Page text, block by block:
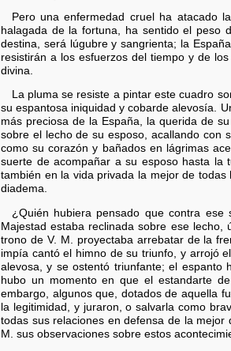
Pero una enfermedad cruel ha atacado
halagada de la fortuna, ha sentido el peso
destina, será lúgubre y sangrienta; la
resistirán a los esfuerzos del tiempo y de
divina.
La pluma se resiste a pintar este cuadro
su espantosa iniquidad y cobarde alevosía.
más preciosa de la España, la querida de
sobre el lecho de su esposo, acallando con
como su corazón y bañados en lágrimas
suerte de acompañar a su esposo hasta la
también en la vida privada la mejor de
diadema.
¿Quién hubiera pensado que contra
Majestad estaba reclinada sobre ese
trono de V. M. proyectaba arrebatar de la
impía cantó el himno de su triunfo, y arrojó
alevosa, y se ostentó triunfante; el espanto
hubo un momento en que el estandarte
embargo, algunos que, dotados de aquella
la legitimidad, y juraron, o salvarla como
todas sus relaciones en defensa de la
M. sus observaciones sobre estos